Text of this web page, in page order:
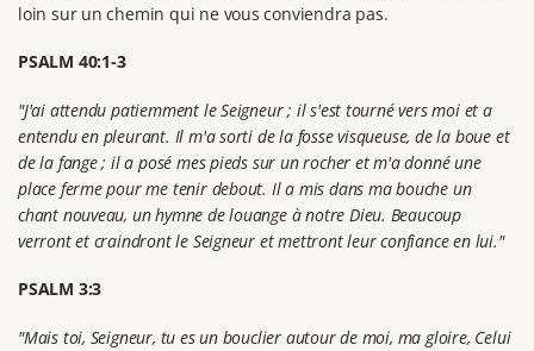
loin sur un chemin qui ne vous conviendra pas.
PSALM 40:1-3
"J'ai attendu patiemment le Seigneur ; il s'est tourné vers moi et a
entendu en pleurant. Il m'a sorti de la fosse visqueuse, de la boue et
de la fange ; il a posé mes pieds sur un rocher et m'a donné une
place ferme pour me tenir debout. Il a mis dans ma bouche un
chant nouveau, un hymne de louange à notre Dieu. Beaucoup
verront et craindront le Seigneur et mettront leur confiance en lui."
PSALM 3:3
"Mais toi, Seigneur, tu es un bouclier autour de moi, ma gloire, Celui